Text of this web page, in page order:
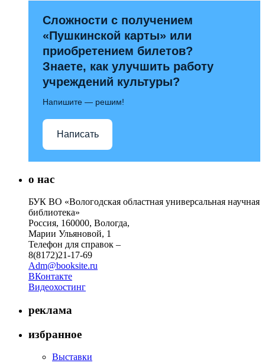
Сложности с получением
«Пушкинской карты» или
приобретением билетов?
Знаете, как улучшить работу
учреждений культуры?
Напишите — решим!
Написать
о нас
БУК ВО «Вологодская областная универсальная научная
библиотека»
Россия, 160000, Вологда,
Марии Ульяновой, 1
Телефон для справок –
8(8172)21-17-69
Adm@booksite.ru
ВКонтакте
Видеохостинг
реклама
избранное
Выставки